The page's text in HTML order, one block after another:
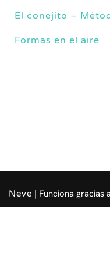
El conejito –
Formas en el aire
Neve | Funciona gracias